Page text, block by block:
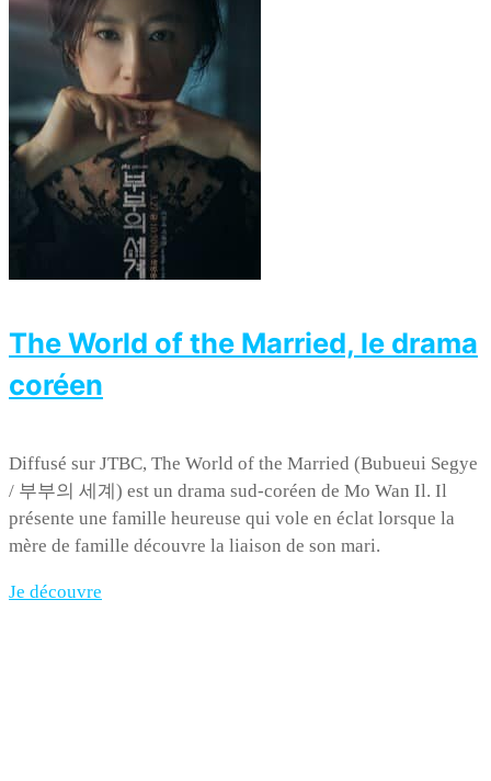
The World of the Married, le drama
coréen
Diffusé sur JTBC, The World of the Married (Bubueui Segye
/ 부부의 세계) est un drama sud-coréen de Mo Wan Il. Il
présente une famille heureuse qui vole en éclat lorsque la
mère de famille découvre la liaison de son mari.
Je découvre